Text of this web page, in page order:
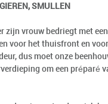
SMULLEN
zijn vrouw bedriegt met
voor het thuisfront en
dus moet onze
om een préparé